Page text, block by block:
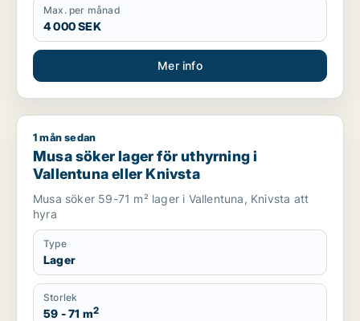
Max. per månad
4 000 SEK
Mer info
Musa söker lager för uthyrning i Vallentuna eller Knivsta
1 mån sedan
Musa söker lager för uthyrning i
Vallentuna eller Knivsta
Musa söker 59-71 m² lager i Vallentuna, Knivsta att
hyra
Type
Lager
Storlek
59 - 71 m2